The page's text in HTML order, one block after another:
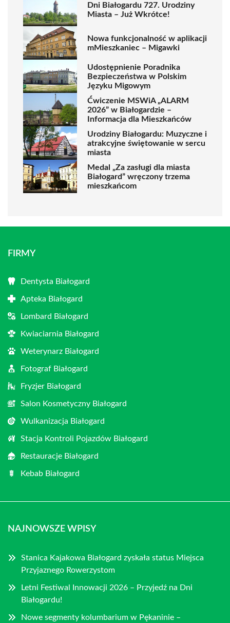
Dni Białogardu 727. Urodziny
Miasta – Już Wkrótce!
Nowa funkcjonalność w aplikacji
mMieszkaniec – Migawki
Udostępnienie Poradnika
Bezpieczeństwa w Polskim
Języku Migowym
Ćwiczenie MSWiA „ALARM
2026” w Białogardzie –
Informacja dla Mieszkańców
Urodziny Białogardu: Muzyczne i
atrakcyjne świętowanie w sercu
miasta
Medal „Za zasługi dla miasta
Białogard” wręczony trzema
mieszkańcom
FIRMY
Dentysta Białogard
Apteka Białogard
Lombard Białogard
Kwiaciarnia Białogard
Weterynarz Białogard
Fotograf Białogard
Fryzjer Białogard
Salon Kosmetyczny Białogard
Wulkanizacja Białogard
Stacja Kontroli Pojazdów Białogard
Restauracje Białogard
Kebab Białogard
NAJNOWSZE WPISY
Stanica Kajakowa Białogard zyskała status Miejsca
Przyjaznego Rowerzystom
Letni Festiwal Innowacji 2026 – Przyjedź na Dni
Białogardu!
Nowe segmenty kolumbarium w Pękaninie –